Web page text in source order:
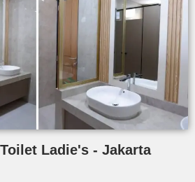
Ladie's - Jakarta